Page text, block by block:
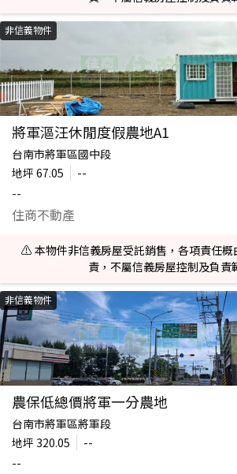
非信義物件
將軍漚汪休閒度假農地A1
台南市將軍區國中段
地坪 67.05
--
--
住商不動產
⚠️ 本物件非信義房屋受託銷售，各項責任概
責，不屬信義房屋控制及負責
非信義物件
農保低總價將軍一分農地
台南市將軍區將軍段
地坪 320.05
--
--